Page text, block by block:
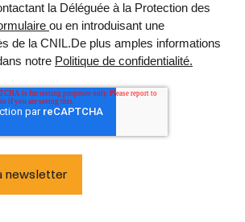
la Déléguée à la Protection des
ou en introduisant une
de la CNIL.De plus amples informations
notre Politique de confidentialité.